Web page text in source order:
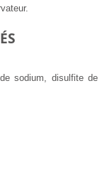
sodium, disulfite de